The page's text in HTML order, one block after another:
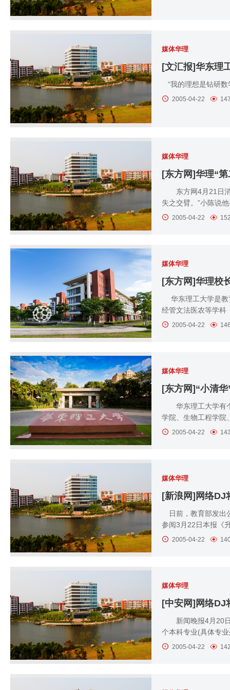
媒体华理
“我的理想是钻研数
2005-04-22
媒体华理
[东方网]华理“
东方网4月21日消
失之交臂。”小陈说
2005-04-22
媒体华理
[东方网]华理校
华东理工大学是教
经管文法医农等学科
2005-04-22
媒体华理
[东方网]“小清
华东理工大学有个
学院、生物工程学院
2005-04-22
媒体华理
[新浪网]网络DJ
日前，教育部发出
参阅3月22日本报《
2005-04-22
媒体华理
[中安网]网络DJ
新闻晚报4月20日
个本科专业(具体专
2005-04-22